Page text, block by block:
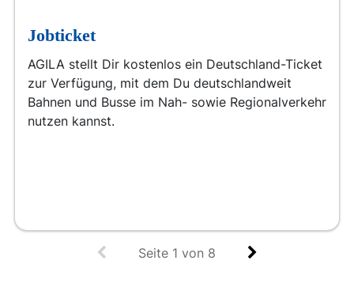
Jobticket
AGILA stellt Dir kostenlos ein Deutschland-Ticket
zur Verfügung, mit dem Du deutschlandweit
Bahnen und Busse im Nah- sowie Regionalverkehr
nutzen kannst.
Seite 1 von 8